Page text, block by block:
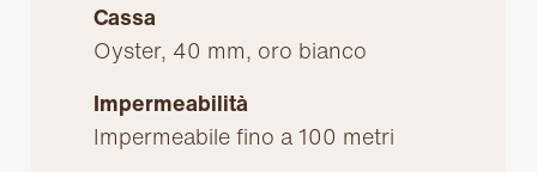
Cassa
Oyster, 40 mm, oro bianco
Impermeabilità
Impermeabile fino a 100 metri